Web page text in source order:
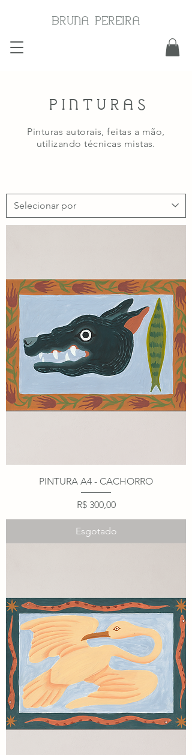
BRUNA PEREIRA
PINTURAS
Pinturas autorais, feitas a mão,
utilizando técnicas mistas.
PINTURA A4 - CACHORRO
Preço
R$ 300,00
Esgotado